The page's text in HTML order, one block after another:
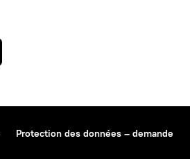
Protection des données – demande